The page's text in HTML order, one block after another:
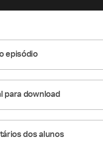
Conversas de Família
episódio
para download
dos alunos